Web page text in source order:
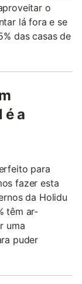
o
lá fora e se
das casas de
é a
para
fazer esta
da Holidu
têm ar-
uma
puder